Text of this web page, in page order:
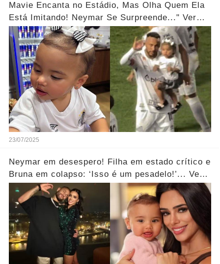
Mavie Encanta no Estádio, Mas Olha Quem Ela
Está Imitando! Neymar Se Surpreende..." Ver
mais
23/07/2025
Neymar em desespero! Filha em estado crítico e
Bruna em colapso: ‘Isso é um pesadelo!’... Ver
mais